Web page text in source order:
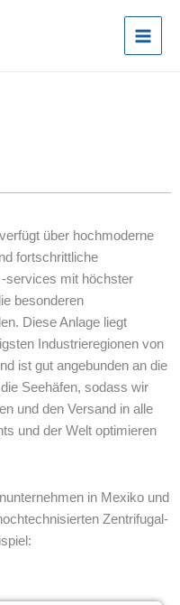
über hochmoderne
fortschrittliche
services mit höchster
besonderen
Diese Anlage liegt
Industrieregionen von
ist gut angebunden an die
Seehäfen, sodass wir
und den Versand in alle
und der Welt optimieren
in Mexiko und
Zentrifugal-